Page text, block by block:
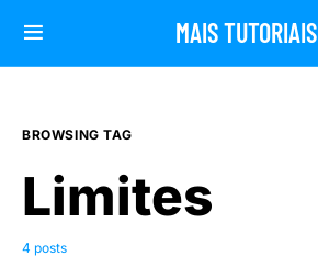
MAIS TUTORIAIS
BROWSING TAG
Limites
4 posts